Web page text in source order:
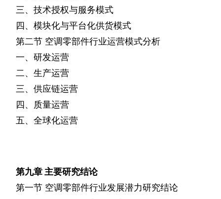
三、技术授权与服务模式
四、模块化与平台化供货模式
第二节 空调零部件行业运营模式分析
一、研发运营
二、生产运营
三、供应链运营
四、质量运营
五、全球化运营
第九章 主要研究结论
第一节 空调零部件行业发展潜力研究结论